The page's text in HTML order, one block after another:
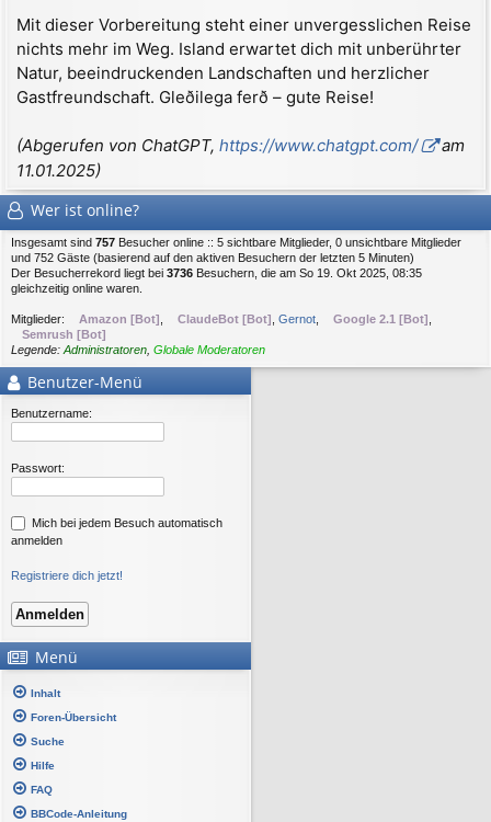
Mit dieser Vorbereitung steht einer unvergesslichen Reise
nichts mehr im Weg. Island erwartet dich mit unberührter
Natur, beeindruckenden Landschaften und herzlicher
Gastfreundschaft. Gleðilega ferð – gute Reise!
(Abgerufen von ChatGPT, https://www.chatgpt.com/
am
11.01.2025)
Wer ist online?
Insgesamt sind 757 Besucher online :: 5 sichtbare Mitglieder, 0 unsichtbare Mitglieder
und 752 Gäste (basierend auf den aktiven Besuchern der letzten 5 Minuten)
Der Besucherrekord liegt bei 3736 Besuchern, die am So 19. Okt 2025, 08:35
gleichzeitig online waren.
Mitglieder: Amazon [Bot] ClaudeBot [Bot] Gernot Google 2.1 [Bot]
Semrush [Bot]
Legende: Administratoren Globale Moderatoren
Benutzer-Menü
Benutzername:
Passwort:
Mich bei jedem Besuch automatisch
anmelden
Registriere dich jetzt!
Menü
Inhalt
Foren-Übersicht
Suche
Hilfe
FAQ
BBCode-Anleitung